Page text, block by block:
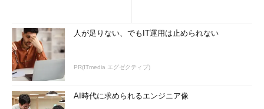
人が足りない、でもIT運用は止められない
PR(ITmedia エグゼクティブ)
AI時代に求められるエンジニア像